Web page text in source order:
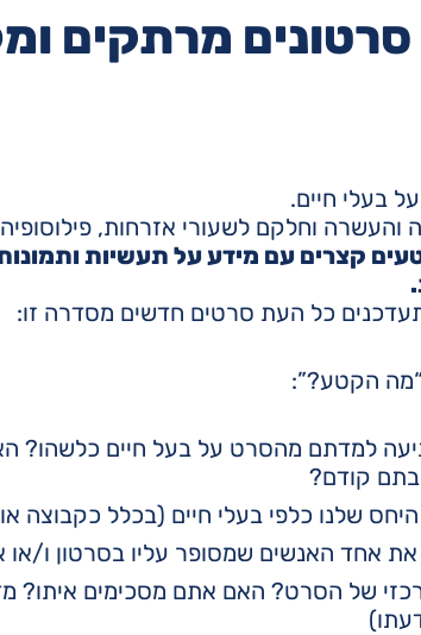
מרתקים
בעלי חיים.
וחלקם לשעורי אזרחות, פילוסופיה
קצרים עם מידע על תעשיות
כל העת סרטים חדשים מסדרה זו:
“מה הקטע?”:
למדתם מהסרט על בעל חיים כלשהו?
קודם?
שלנו כלפי בעלי חיים (בכלל כקבוצה או
את אחד האנשים שמסופר עליו בסרטון ו/
של הסרט? האם אתם מסכימים איתו?